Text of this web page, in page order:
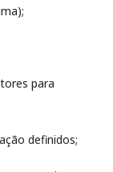
para
definidos;